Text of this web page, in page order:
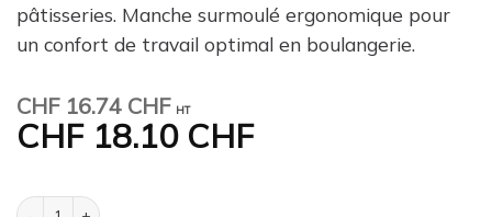
pâtisseries. Manche surmoulé ergonomique pour
un confort de travail optimal en boulangerie.
CHF16.74 CHF HT
CHF18.10 CHF
quantité de Pelle coudée perforée